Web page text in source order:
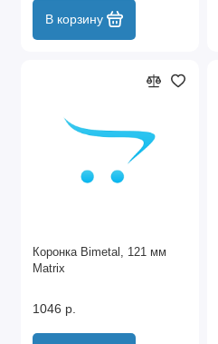
В корзину
Коронка Bimetal, 121 мм
Matrix
1046 р.